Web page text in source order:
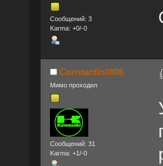
Сообщений: 3
Karma: +0/-0
Constantin0806
Мимо проходил
Сообщений: 31
Karma: +1/-0